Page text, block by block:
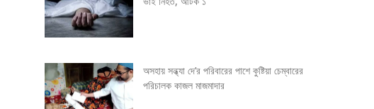
অসহায় সন্ধ্যা দে’র পরিবারের পাশে কুষ্টিয়া চেম্বারের
পরিচালক কাজল মাজমাদার